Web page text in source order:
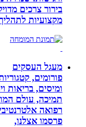
בירור צרכים
מקצועיות לתהליך
מעגל העסקים
פורומים, קטגוריות,
ומיסים, בריאות
תמיכה, עולם
רפואה
פרסמו אצלנו,